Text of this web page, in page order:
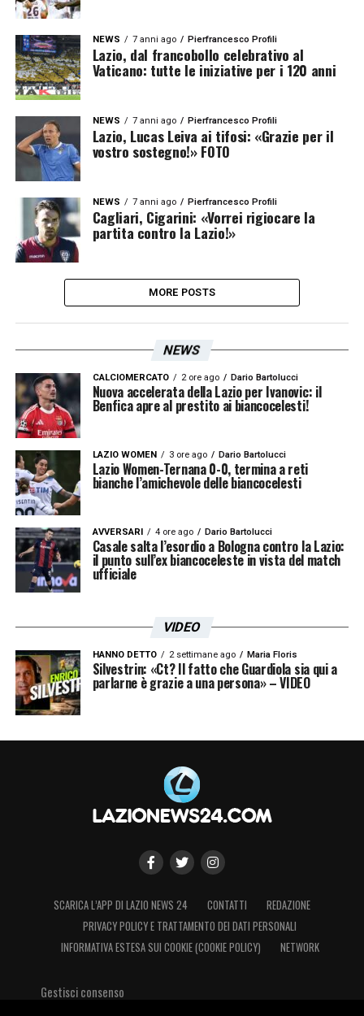
NEWS 7 anni ago Pierfrancesco Profili
Lazio, dal francobollo celebrativo al
Vaticano: tutte le iniziative per i 120 anni
NEWS 7 anni ago Pierfrancesco Profili
Lazio, Lucas Leiva ai tifosi: «Grazie per il
vostro sostegno!» FOTO
NEWS 7 anni ago Pierfrancesco Profili
Cagliari, Cigarini: «Vorrei rigiocare la
partita contro la Lazio!»
MORE POSTS
NEWS
CALCIOMERCATO 2 ore ago Dario Bartolucci
Nuova accelerata della Lazio per Ivanovic: il
Benfica apre al prestito ai biancocelesti!
LAZIO WOMEN 3 ore ago Dario Bartolucci
Lazio Women-Ternana 0-0, termina a reti
bianche l’amichevole delle biancocelesti
AVVERSARI 4 ore ago Dario Bartolucci
Casale salta l’esordio a Bologna contro la Lazio:
il punto sull’ex biancoceleste in vista del match
ufficiale
VIDEO
HANNO DETTO 2 settimane ago Maria Floris
Silvestrin: «Ct? Il fatto che Guardiola sia qui a
parlarne è grazie a una persona» – VIDEO
SCARICA L’APP DI LAZIO NEWS 24 CONTATTI
REDAZIONE
PRIVACY POLICY E TRATTAMENTO DEI DATI PERSONALI
INFORMATIVA ESTESA SUI COOKIE (COOKIE POLICY)
NETWORK
Gestisci consenso